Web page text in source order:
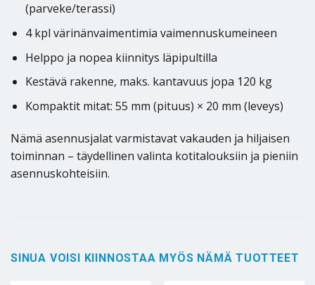
(parveke/terassi)
4 kpl värinänvaimentimia vaimennuskumeineen
Helppo ja nopea kiinnitys läpipultilla
Kestävä rakenne, maks. kantavuus jopa 120 kg
Kompaktit mitat: 55 mm (pituus) × 20 mm (leveys)
Nämä asennusjalat varmistavat vakauden ja hiljaisen
toiminnan – täydellinen valinta kotitalouksiin ja pieniin
asennuskohteisiin.
SINUA VOISI KIINNOSTAA MYÖS NÄMÄ TUOTTEET